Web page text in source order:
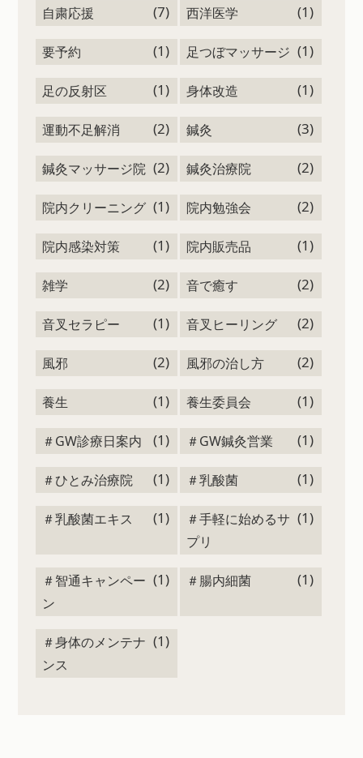
自粛応援 (7) 西洋医学 (1)
要予約 (1) 足つぼマッサージ (1)
足の反射区 (1) 身体改造 (1)
運動不足解消 (2) 鍼灸 (3)
鍼灸マッサージ院 (2) 鍼灸治療院 (2)
院内クリーニング (1) 院内勉強会 (2)
院内感染対策 (1) 院内販売品 (1)
雑学 (2) 音で癒す (2)
音叉セラピー (1) 音叉ヒーリング (2)
風邪 (2) 風邪の治し方 (2)
養生 (1) 養生委員会 (1)
＃GW診療日案内 (1) ＃GW鍼灸営業 (1)
＃ひとみ治療院 (1) ＃乳酸菌 (1)
＃乳酸菌エキス (1)
＃手軽に始めるサ
プリ
(1)
＃智通キャンペー
ン
(1) ＃腸内細菌 (1)
＃身体のメンテナ
ンス
(1)